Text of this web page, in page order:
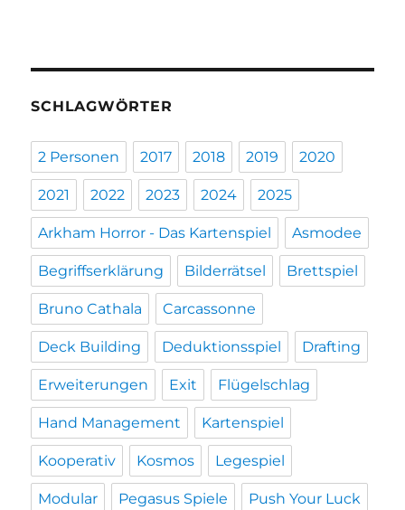
SCHLAGWÖRTER
2 Personen 2017 2018 2019 2020
2021 2022 2023 2024 2025
Arkham Horror - Das Kartenspiel Asmodee
Begriffserklärung Bilderrätsel Brettspiel
Bruno Cathala Carcassonne
Deck Building Deduktionsspiel Drafting
Erweiterungen Exit Flügelschlag
Hand Management Kartenspiel
Kooperativ Kosmos Legespiel
Modular Pegasus Spiele Push Your Luck